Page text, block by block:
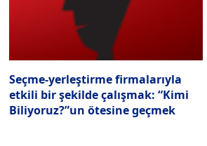
Seçme-yerleştirme firmalarıyla
etkili bir şekilde çalışmak: “Kimi
Biliyoruz?”un ötesine geçmek